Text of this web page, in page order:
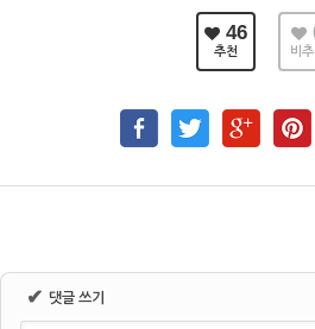
46
추천 비
✔ 댓글 쓰기